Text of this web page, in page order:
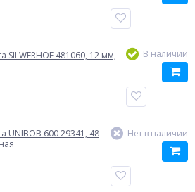
SILWERHOF 481060, 12 мм,
В наличии
UNIBOB 600 29341, 48
Нет в наличии